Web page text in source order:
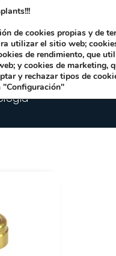
Dirección:
de cookies propias y de
utilizar el sitio web;
de rendimiento, que
y cookies de marketing,
y rechazar tipos de
"Configuración"